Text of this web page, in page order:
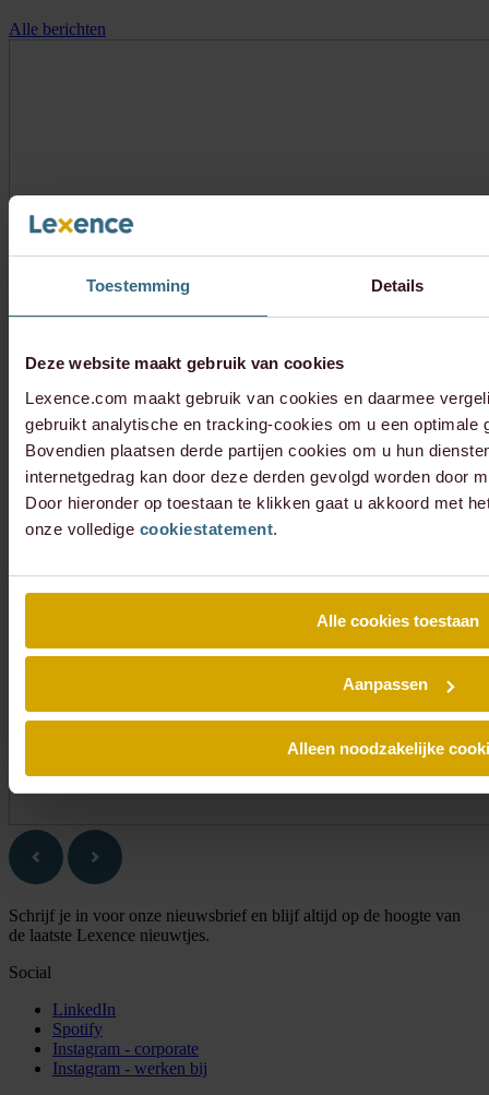
Toestemming Details
Deze website maakt gebruik van cookies
Lexence.com maakt gebruik van cookies en daarmee
gebruikt analytische en tracking-cookies om u een optimale
Bovendien plaatsen derde partijen cookies om u hun
internetgedrag kan door deze derden gevolgd worden door
Door hieronder op toestaan te klikken gaat u akkoord met
onze volledige cookiestatement.
Alle cookies toestaan
Aanpassen
Alleen noodzakelijke
Alle berichten
Schrijf je in voor onze nieuwsbrief en blijf altijd op de hoogte van
de laatste Lexence nieuwtjes.
Social
LinkedIn
Spotify
Instagram - corporate
Instagram - werken bij